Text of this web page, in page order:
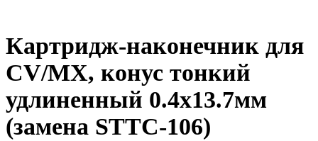
Картридж-наконечник для
СV/MX, конус тонкий
удлиненный 0.4х13.7мм
(замена STTC-106)